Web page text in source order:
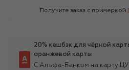
Получите заказ с примеркой
20% кешбэк для чёрной
оранжевой карты
С Альфа-Банком на карту